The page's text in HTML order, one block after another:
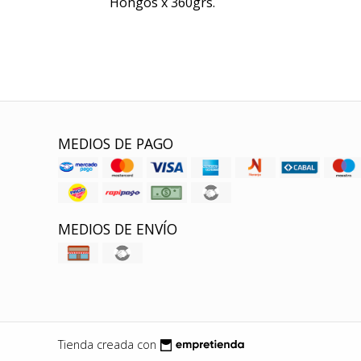
MEDIOS DE PAGO
MEDIOS DE ENVÍO
Tienda creada con